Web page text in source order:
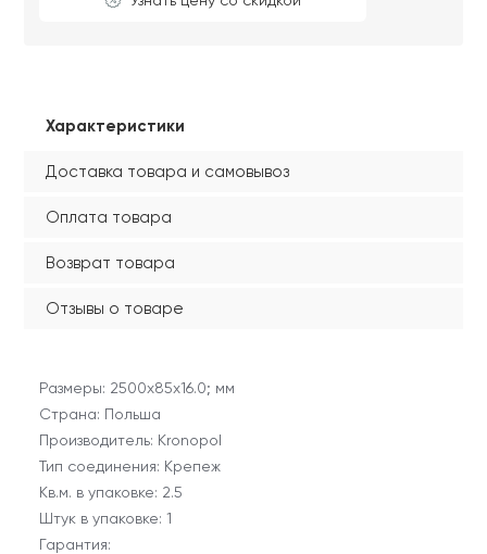
Характеристики
Доставка товара и самовывоз
Оплата товара
Возврат товара
Отзывы о товаре
Размеры: 2500х85х16.0; мм
Страна: Польша
Производитель: Kronopol
Тип соединения: Крепеж
Кв.м. в упаковке: 2.5
Штук в упаковке: 1
Гарантия: